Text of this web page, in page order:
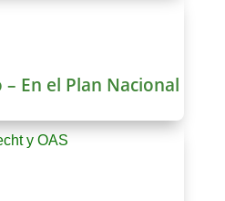
En el Plan Nacional